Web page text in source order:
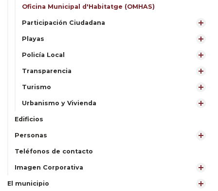
Oficina Municipal d'Habitatge (OMHAS)
Participación Ciudadana
Playas
Policía Local
Transparencia
Turismo
Urbanismo y Vivienda
Edificios
Personas
Teléfonos de contacto
Imagen Corporativa
El municipio